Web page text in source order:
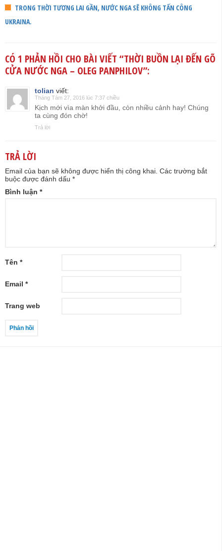
TRONG THỜI TƯƠNG LAI GẦN, NƯỚC NGA SẼ KHÔNG TẤN CÔNG
UKRAINA.
CÓ 1 PHẢN HỒI CHO BÀI VIẾT “THỜI BUỒN LẠI ĐẾN GÕ
CỬA NƯỚC NGA – OLEG PANPHILOV”:
tolian viết:
Tháng Tám 27, 2016 lúc 7:37 chiều
Kịch mới vìa màn khởi đầu, còn nhiều cảnh hay! Chúng
ta cùng đón chờ!
Trả lời
TRẢ LỜI
Email của bạn sẽ không được hiển thị công khai. Các trường bắt
buộc được đánh dấu *
Bình luận *
Tên *
Email *
Trang web